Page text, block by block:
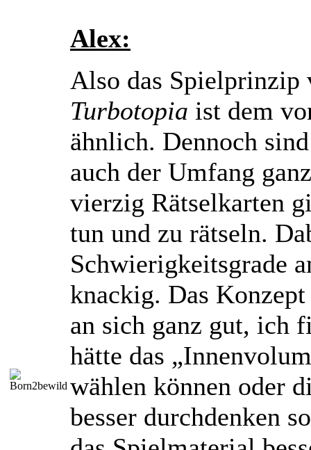
Alex:
Also das
Turbotopia ist dem
ähnlich. Dennoch
auch der Umfang
vierzig Rätselkarten
tun und zu rätseln.
Schwierigkeitsgrade
knackig. Das
an sich ganz gut, ich
hätte das
wählen können oder
besser durchdenken